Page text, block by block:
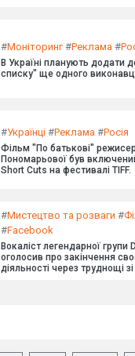
#Моніторинг#Реклама #
В Україні планують додати
списку" ще одного
#Українці #Реклама #Росія
Фільм "По батькові"
Пономарьової був
Short Cuts на фестивалі TIFF.
#Мистецтво та розваги #
#Facebook
Вокаліст легендарної групи
оголосив про закінчення
діяльності через труднощі